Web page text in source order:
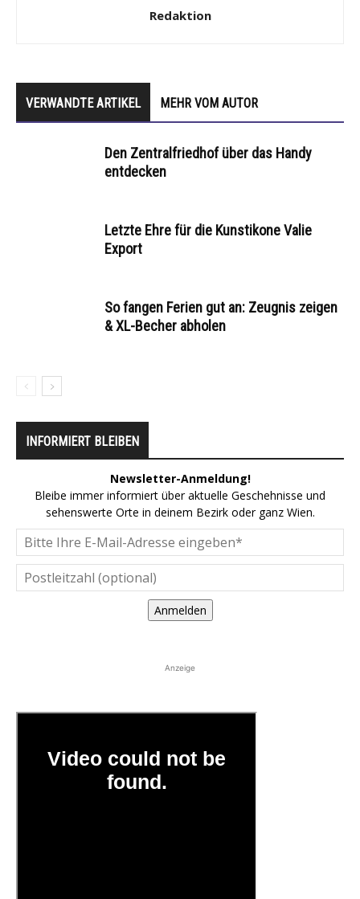
Redaktion
VERWANDTE ARTIKEL MEHR VOM AUTOR
Den Zentralfriedhof über das Handy
entdecken
Letzte Ehre für die Kunstikone Valie
Export
So fangen Ferien gut an: Zeugnis zeigen
& XL-Becher abholen
INFORMIERT BLEIBEN
Newsletter-Anmeldung!
Bleibe immer informiert über aktuelle Geschehnisse und
sehenswerte Orte in deinem Bezirk oder ganz Wien.
Anmelden
Anzeige